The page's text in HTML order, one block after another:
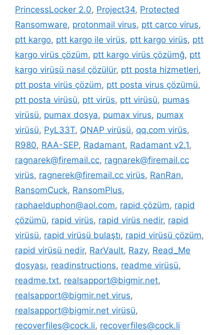
PrincessLocker 2.0, Project34, Protected
Ransomware, protonmail virus, ptt carco virus,
ptt kargo, ptt kargo ile virüs, ptt kargo virüs, ptt
kargo virüs çözüm, ptt kargo virüs çözümğ, ptt
kargo virüsü nasıl çözülür, ptt posta hizmetleri,
ptt posta virüs çözüm, ptt posta virus çözümü,
ptt posta virüsü, ptt virüs, ptt virüsü, pumas
virüsü, pumax dosya, pumax virus, pumax
virüsü, PyL33T, QNAP virüsü, qq.com virüs,
R980, RAA-SEP, Radamant, Radamant v2.1,
ragnarek@firemail.cc, ragnarek@firemail.cc
virüs, ragnerek@firemail.cc virüs, RanRan,
RansomCuck, RansomPlus,
raphaelduphon@aol.com, rapid çözüm, rapid
çözümü, rapid virüs, rapid virüs nedir, rapid
virüsü, rapid virüsü bulaştı, rapid virüsü çözüm,
rapid virüsü nedir, RarVault, Razy, Read_Me
dosyası, readinstructions, readme virüsü,
readme.txt, realsapport@bigmir.net,
realsapport@bigmir.net virus,
realsapport@bigmir.net virüsü,
recoverfiles@cock.li, recoverfiles@cock.li